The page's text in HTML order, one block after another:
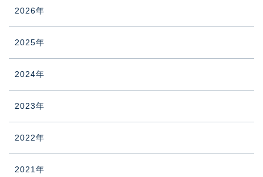
2026年
2025年
2024年
2023年
2022年
2021年